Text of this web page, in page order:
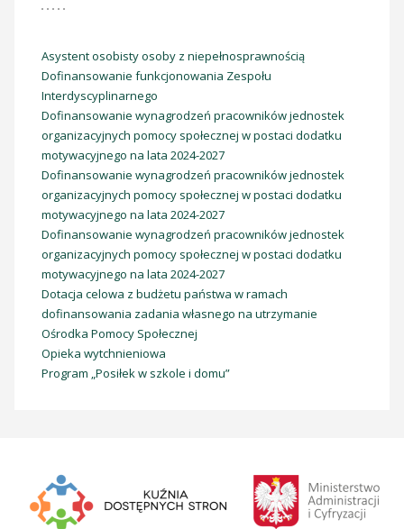
Asystent osobisty osoby z niepełnosprawnością
Dofinansowanie funkcjonowania Zespołu
Interdyscyplinarnego
Dofinansowanie wynagrodzeń pracowników jednostek
organizacyjnych pomocy społecznej w postaci dodatku
motywacyjnego na lata 2024-2027
Dofinansowanie wynagrodzeń pracowników jednostek
organizacyjnych pomocy społecznej w postaci dodatku
motywacyjnego na lata 2024-2027
Dofinansowanie wynagrodzeń pracowników jednostek
organizacyjnych pomocy społecznej w postaci dodatku
motywacyjnego na lata 2024-2027
Dotacja celowa z budżetu państwa w ramach
dofinansowania zadania własnego na utrzymanie
Ośrodka Pomocy Społecznej
Opieka wytchnieniowa
Program „Posiłek w szkole i domu”